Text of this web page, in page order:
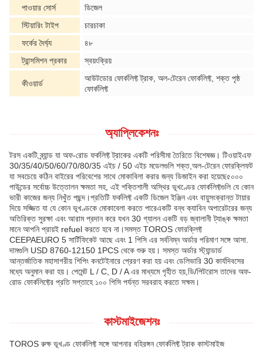
পাওয়ার সোর্স
ডিজেল
স্টিয়ারিং টাইপ
চারচাকা
ফর্কের দৈর্ঘ্য
৪৮
ট্রান্সমিশন প্রকার
স্বয়ংক্রিয়
কীওয়ার্ড
আউটডোর ফোর্কলিফ্ট ট্রাক, অল-টেরেন ফোর্কলিফ্ট, শক্ত পৃষ্ঠ
ফোর্কলিফ্ট
অ্যাপ্লিকেশনঃ
টরস একটি ব্র্যান্ড যা অফ-রোড ফর্কলিফ্ট ট্রাকের একটি পরিসীমা তৈরিতে বিশেষজ্ঞ। টিওয়াইএফ
30/35/40/50/60/70/80/35 এইচ / 50 এইচ মডেলগুলি শক্ত,অল-টেরেন ফোরক্লিফট
যা সবচেয়ে কঠিন বাইরের পরিবেশের সাথে মোকাবিলা করার জন্য ডিজাইন করা হয়েছে৫০০০
পাউন্ডের সর্বোচ্চ উত্তোলন ক্ষমতা সহ, এই শক্তিশালী অস্থির ভূখণ্ডের ফোর্কলিফ্টগুলি যে কোন
ভারী কাজের জন্য নিখুঁত পছন্দ।প্রতিটি ফর্কলিফ্ট একটি ডিজেল ইঞ্জিন এবং বায়ুসংক্রান্ত টায়ার
দিয়ে সজ্জিত যা যে কোন ভূখণ্ডকে মোকাবেলা করতে পারেএকটি বন্ধ ক্যাবিন অপারেটরের জন্য
অতিরিক্ত সুরক্ষা এবং আরাম প্রদান করে যখন 30 গ্যালন একটি বড় জ্বালানী ট্যাঙ্ক ক্ষমতা
মানে আপনি প্রায়ই refuel করতে হবে না।সমস্ত TOROS ফোরক্লিফ্ট
CEEPAEURO 5 সার্টিফিকেট আছে এবং 1 পিসি এর সর্বনিম্ন অর্ডার পরিমাণ সঙ্গে আসা.
দামগুলি USD 8760-12150 1PCS থেকে শুরু হয়। সমস্ত অর্ডার স্ট্যান্ডার্ড
আন্তর্জাতিক মহাসাগরীয় শিপিং কনটেইনারে প্রেরণ করা হয় এবং ডেলিভারি 30 কার্যদিবসের
মধ্যে অনুমান করা হয়। পেমেন্ট L / C, D / A এর মাধ্যমে গৃহীত হয়,ডি/পিটরোস তাদের অফ-
রোড ফোর্কলিফ্টের প্রতি সপ্তাহে ১০০ পিসি পর্যন্ত সরবরাহ করতে সক্ষম।
কাস্টমাইজেশনঃ
TOROS রুক্ষ ভূখণ্ড ফোর্কলিফ্ট সঙ্গে আপনার বহিরঙ্গন ফোর্কলিফ্ট ট্রাক কাস্টমাইজ